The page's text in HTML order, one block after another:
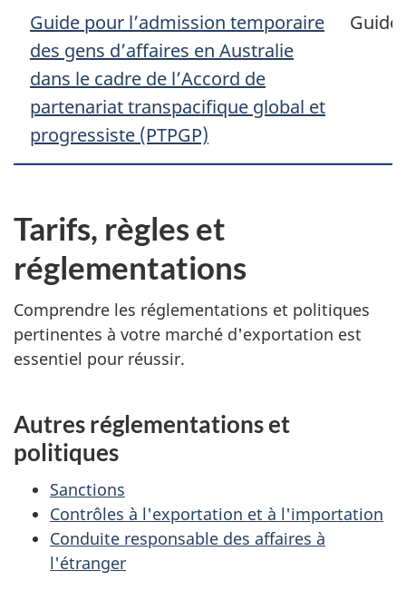
Guide pour l’admission temporaire
des gens d’affaires en Australie
dans le cadre de l’Accord de
partenariat transpacifique global et
progressiste (PTPGP)
Guide
Tarifs, règles et
réglementations
Comprendre les réglementations et politiques
pertinentes à votre marché d'exportation est
essentiel pour réussir.
Autres réglementations et
politiques
Sanctions
Contrôles à l'exportation et à l'importation
Conduite responsable des affaires à
l'étranger